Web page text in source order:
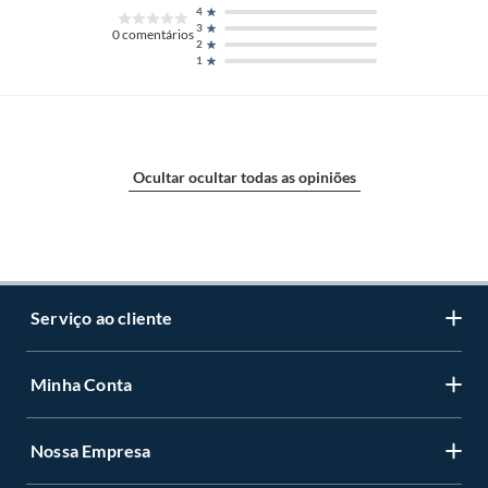
0comentários
1
2
3
4
Ocultar ocultar todas as opiniões
Serviço ao cliente
Centro de ajuda
Minha Conta
Cadastre-se
Nossa Empresa